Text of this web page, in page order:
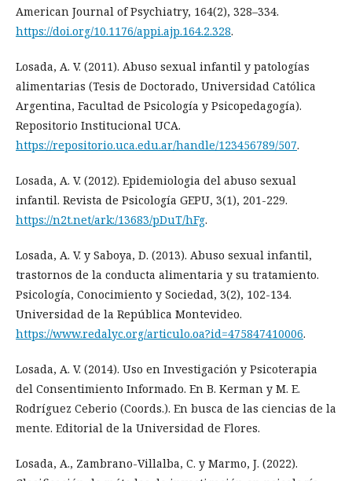
American Journal of Psychiatry, 164(2), 328–334.
https://doi.org/10.1176/appi.ajp.164.2.328.
Losada, A. V. (2011). Abuso sexual infantil y patologías
alimentarias (Tesis de Doctorado, Universidad Católica
Argentina, Facultad de Psicología y Psicopedagogía).
Repositorio Institucional UCA.
https://repositorio.uca.edu.ar/handle/123456789/507.
Losada, A. V. (2012). Epidemiologia del abuso sexual
infantil. Revista de Psicología GEPU, 3(1), 201-229.
https://n2t.net/ark:/13683/pDuT/hFg.
Losada, A. V. y Saboya, D. (2013). Abuso sexual infantil,
trastornos de la conducta alimentaria y su tratamiento.
Psicología, Conocimiento y Sociedad, 3(2), 102-134.
Universidad de la República Montevideo.
https://www.redalyc.org/articulo.oa?id=475847410006.
Losada, A. V. (2014). Uso en Investigación y Psicoterapia
del Consentimiento Informado. En B. Kerman y M. E.
Rodríguez Ceberio (Coords.). En busca de las ciencias de la
mente. Editorial de la Universidad de Flores.
Losada, A., Zambrano-Villalba, C. y Marmo, J. (2022).